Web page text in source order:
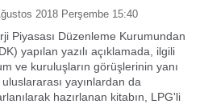
2018 Perşembe 15:40
Piyasası Düzenleme Kurumundan
yapılan yazılı açıklamada, ilgili
ve kuruluşların görüşlerinin yanı
uluslararası yayınlardan da
hazırlanan kitabın, LPG'li